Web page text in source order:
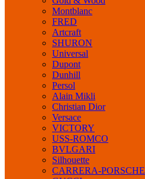
Montblanc
FRED
Artcraft
SHURON
Universal
Dupont
Dunhill
Persol
Alain Mikli
Christian Dior
Versace
VICTORY
USS-ROMCO
BVLGARI
Silhouette
CARRERA-PORSCHE